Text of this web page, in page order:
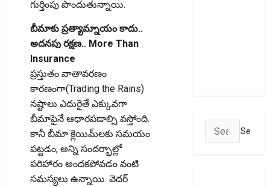
గుర్తింపు పొందుతున్నాయి.
బీమాకు ప్రత్యామ్నాయం కాదు..
అదనపు రక్షణ.. More Than
Insurance
ప్రస్తుతం వాతావరణం
కారణంగా(Trading the Rains)
నష్టాలు ఎదురైతే ఎక్కువగా
బీమాపైనే ఆధారపడాల్సి వస్తోంది.
కానీ బీమా క్లెయిమ్‌లకు సమయం
పట్టడం, అన్ని సందర్భాల్లో
పరిహారం అందకపోవడం వంటి
సమస్యలు ఉన్నాయి. వెదర్‌
Search
for: